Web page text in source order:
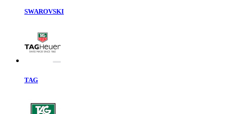
SWAROVSKI
TAG